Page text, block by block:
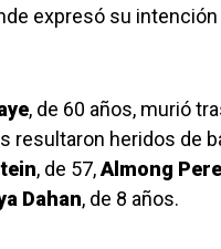
expresó su intención
, de 60 años, murió
resultaron heridos de
, de 57,Almong
Dahan, de 8 años.